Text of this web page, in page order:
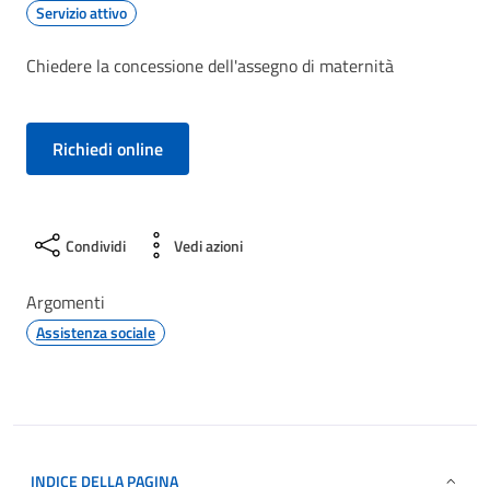
Servizio attivo
Chiedere la concessione dell'assegno di maternità
Richiedi online
Condividi Vedi azioni
Argomenti
Assistenza sociale
INDICE DELLA PAGINA